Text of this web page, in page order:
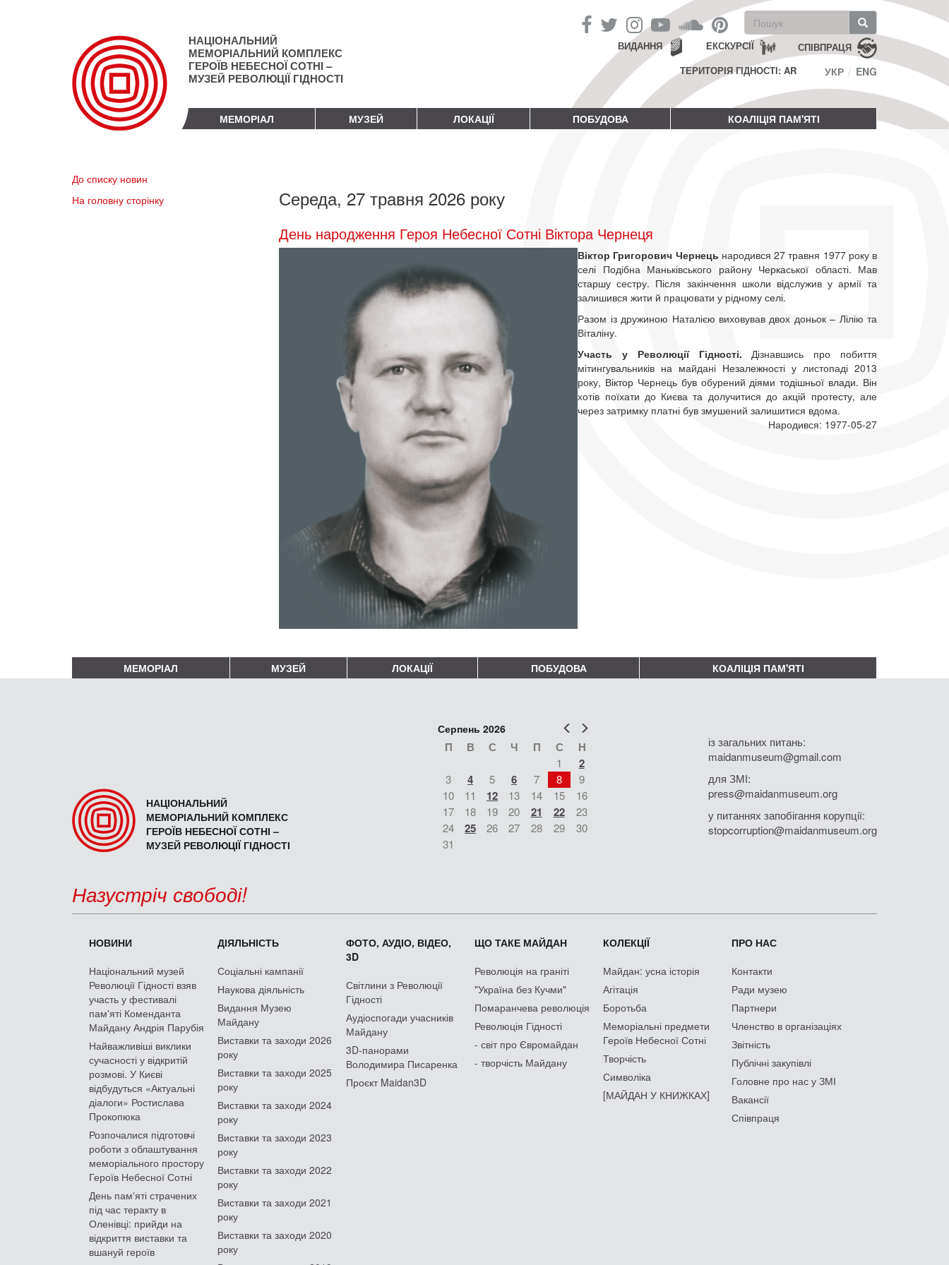
НАЦІОНАЛЬНИЙ
МЕМОРІАЛЬНИЙ КОМПЛЕКС
ГЕРОЇВ НЕБЕСНОЇ СОТНІ –
МУЗЕЙ РЕВОЛЮЦІЇ ГІДНОСТІ
Пошукова
форма
Пошук СПІВПРАЦЯ
ЕКСКУРСІЇ
ВИДАННЯ
ТЕРИТОРІЯ ГІДНОСТІ: AR
УКР ENG
МЕМОРІАЛ МУЗЕЙ ЛОКАЦІЇ ПОБУДОВА КОАЛІЦІЯ ПАМ'ЯТІ
До списку новин
На головну сторінку
Середа, 27 травня 2026 року
День народження Героя Небесної Сотні Віктора Чернеця
Віктор Григорович Чернець народився 27 травня 1977 року в
селі Подібна Маньківського району Черкаської області. Мав
старшу сестру. Після закінчення школи відслужив у армії та
залишився жити й працювати у рідному селі.
Разом із дружиною Наталією виховував двох доньок – Лілію та
Віталіну.
Участь у Революції Гідності. Дізнавшись про побиття
мітингувальників на майдані Незалежності у листопаді 2013
року, Віктор Чернець був обурений діями тодішньої влади. Він
хотів поїхати до Києва та долучитися до акцій протесту, але
через затримку платні був змушений залишитися вдома.
Народився: 1977-05-27
МЕМОРІАЛ МУЗЕЙ ЛОКАЦІЇ ПОБУДОВА КОАЛІЦІЯ ПАМ'ЯТІ
НАЦІОНАЛЬНИЙ
МЕМОРІАЛЬНИЙ КОМПЛЕКС
ГЕРОЇВ НЕБЕСНОЇ СОТНІ –
МУЗЕЙ РЕВОЛЮЦІЇ ГІДНОСТІ
Попер
Серпень 2026
П В С Ч П С Н
1 2
3 4 5 6 7 8
9
10
11 12 13 14 15
16
17
18 19 20 21 22
23
24
25 26 27 28 29
30
31
із загальних питань:
maidanmuseum@gmail.com
для ЗМІ:
press@maidanmuseum.org
у питаннях запобігання корупції:
stopcorruption@maidanmuseum.org
Назустріч свободі!
НОВИНИ
Національний музей
Революції Гідності взяв
участь у фестивалі
пам'яті Коменданта
Майдану Андрія Парубія
Найважливіші виклики
сучасності у відкритій
розмові. У Києві
відбудуться «Актуальні
діалоги» Ростислава
Прокопюка
Розпочалися підготовчі
роботи з облаштування
меморіального простору
Героїв Небесної Сотні
День памʼяті страчених
під час теракту в
Оленівці: прийди на
відкриття виставки та
вшануй героїв
ДІЯЛЬНІСТЬ
Соціальні кампанії
Наукова діяльність
Видання Музею
Майдану
Виставки та заходи 2026
року
Виставки та заходи 2025
року
Виставки та заходи 2024
року
Виставки та заходи 2023
року
Виставки та заходи 2022
року
Виставки та заходи 2021
року
Виставки та заходи 2020
року
ФОТО, АУДІО, ВІДЕО,
3D
Світлини з Революції
Гідності
Аудіоспогади учасників
Майдану
3D-панорами
Володимира Писаренка
Проєкт Maidan3D
ЩО ТАКЕ МАЙДАН
Революція на граніті
"Україна без Кучми"
Помаранчева революція
Революція Гідності
- світ про Євромайдан
- творчість Майдану
КОЛЕКЦІЇ
Майдан: усна історія
Агітація
Боротьба
Меморіальні предмети
Героїв Небесної Сотні
Творчість
Символіка
[МАЙДАН У КНИЖКАХ]
ПРО НАС
Контакти
Ради музею
Партнери
Членство в організаціях
Звітність
Публічні закупівлі
Головне про нас у ЗМІ
Вакансії
Співпраця